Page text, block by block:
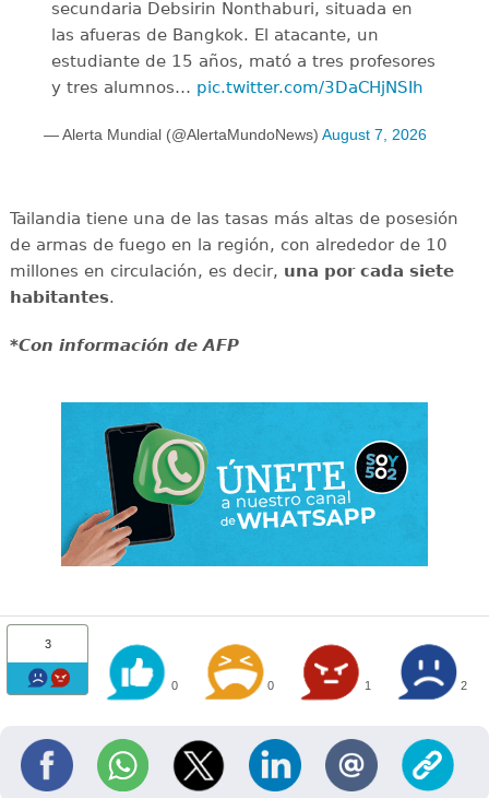
secundaria Debsirin Nonthaburi, situada en
las afueras de Bangkok. El atacante, un
estudiante de 15 años, mató a tres profesores
y tres alumnos… pic.twitter.com/3DaCHjNSIh
— Alerta Mundial (@AlertaMundoNews) August 7, 2026
Tailandia tiene una de las tasas más altas de posesión
de armas de fuego en la región, con alrededor de 10
millones en circulación, es decir, una por cada siete
habitantes.
*Con información de AFP
3
0 0 1 2